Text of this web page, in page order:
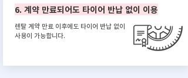
6. 계약 만료되어도 타이어 반납 없이 이용
렌탈 계약 만료 이후에도 타이어 반납 없이
사용이 가능합니다.